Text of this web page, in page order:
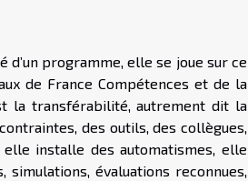
d’un programme, elle se joue sur ce
de France Compétences et de la
la transférabilité, autrement dit la
des outils, des collègues,
installe des automatismes, elle
évaluations reconnues,